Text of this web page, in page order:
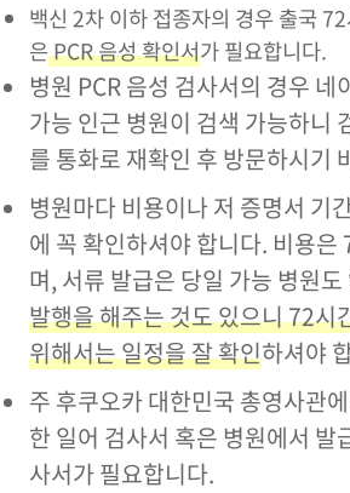
백신 2차 이하 접종자의 경우 출국
은PCR 음성 확인서가 필요합니다.
병원 PCR 음성 검사서의 경우 네
가능 인근 병원이 검색 가능하니
를 통화로 재확인 후 방문하시기
병원마다 비용이나 저 증명서 기
에 꼭 확인하셔야 합니다. 비용은
며, 서류 발급은 당일 가능 병원
발행을 해주는 것도 있으니 72시
위해서는 일정을 잘 확인하셔야
주 후쿠오카 대한민국 총영사관
한 일어 검사서 혹은 병원에서 발
사서가 필요합니다.